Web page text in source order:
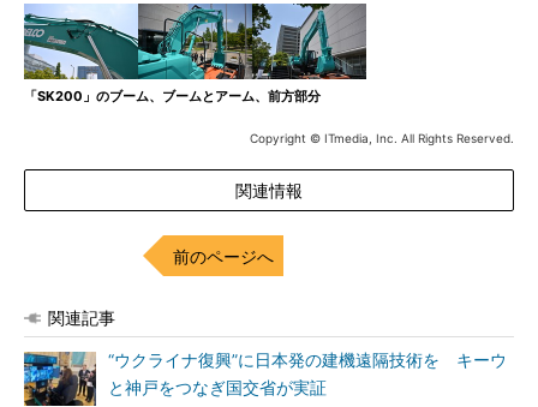
「SK200」のブーム、ブームとアーム、前方部分
Copyright © ITmedia, Inc. All Rights Reserved.
関連情報
前のページへ
関連記事
“ウクライナ復興”に日本発の建機遠隔技術を キーウ
と神戸をつなぎ国交省が実証